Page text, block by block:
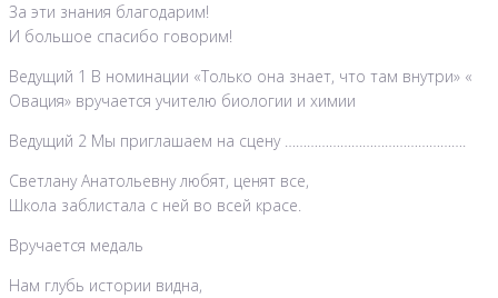
За эти знания благодарим!
И большое спасибо говорим!
Ведущий 1 В номинации «Только она знает, что там внутри» «
Овация» вручается учителю биологии и химии
Ведущий 2 Мы приглашаем на сцену ………………………………………….
Светлану Анатольевну любят, ценят все,
Школа заблистала с ней во всей красе.
Вручается медаль
Нам глубь истории видна,